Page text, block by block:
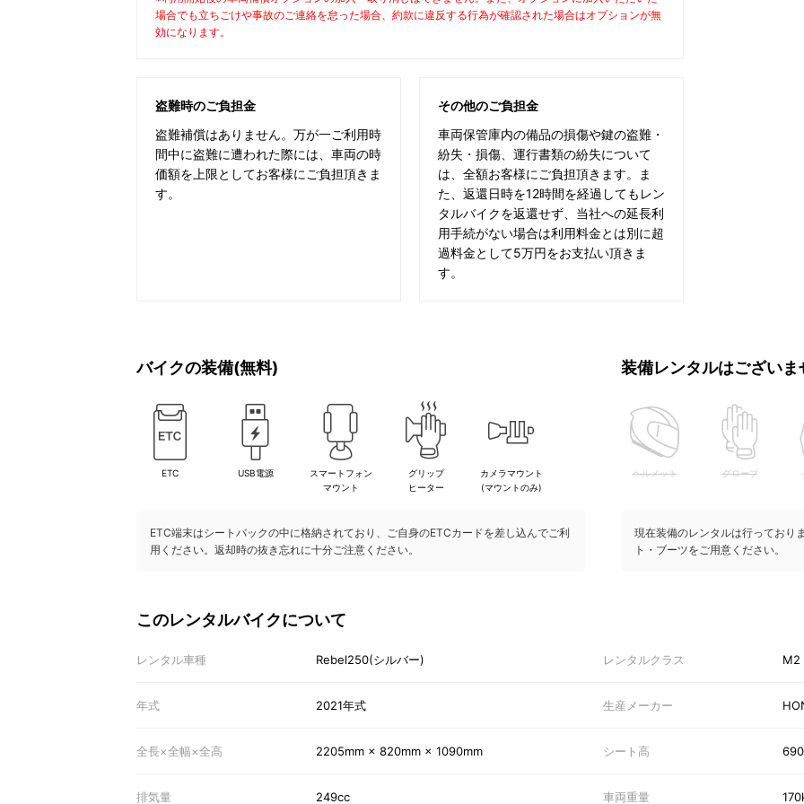
場合でも立ちごけや事故のご連絡を怠った場合、約款に違反する行為が確認された場合はオプションが無
効になります。
盗難時のご負担金
盗難補償はありません。万が一ご利用時
間中に盗難に遭われた際には、車両の時
価額を上限としてお客様にご負担頂きま
す。
その他のご負担金
車両保管庫内の備品の損傷や鍵の盗難・
紛失・損傷、運行書類の紛失について
は、全額お客様にご負担頂きます。ま
た、返還日時を12時間を経過してもレン
タルバイクを返還せず、当社への延長利
用手続がない場合は利用料金とは別に超
過料金として5万円をお支払い頂きま
す。
バイクの装備(無料)
ETC USB電源
スマートフォン
マウント
グリップ
ヒーター
カメラマウント
(マウントのみ)
ETC端末はシートバックの中に格納されており、ご自身のETCカードを差し込んでご利
用ください。返却時の抜き忘れに十分ご注意ください。
装備レンタルはございま
ヘルメット グローブ
現在装備のレンタルは行っており
ト・ブーツをご用意ください。
このレンタルバイクについて
レンタル車種 Rebel250(シルバー) レンタルクラス M2
年式 2021年式 生産メーカー
全長×全幅×全高 2205mm × 820mm × 1090mm シート高
排気量 249cc 車両重量